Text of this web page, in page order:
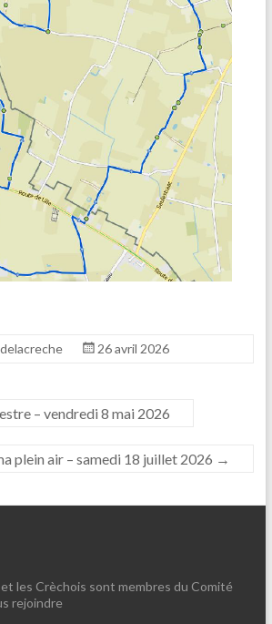
26 avril 2026
– vendredi 8 mai 2026
plein air – samedi 18 juillet 2026 →
les Crèchois sont membres du Comité
rejoindre